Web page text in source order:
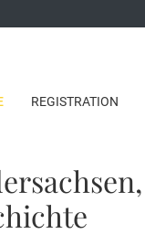
REGISTRATION